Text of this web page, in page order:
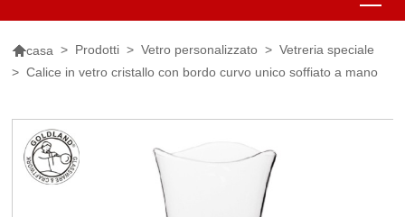
casa > Prodotti > Vetro personalizzato > Vetreria speciale
> Calice in vetro cristallo con bordo curvo unico soffiato a mano